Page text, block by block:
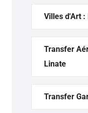
Villes d'Art :
Transfer
Linate
Transfer